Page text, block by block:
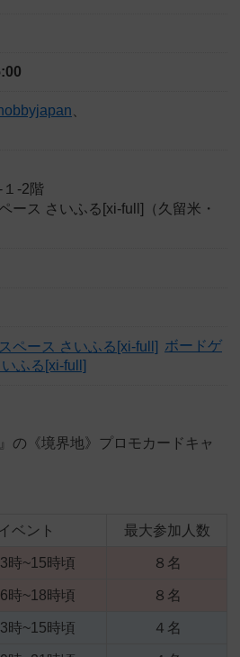
-2階
ース さいふる[xi-full]（久留米・
ボードゲ
ふる[xi-full]
の《境界地》プロモカードキャ
イベント 最大参加人数
時~15時頃 ８名
時~18時頃 ８名
時~15時頃 ４名